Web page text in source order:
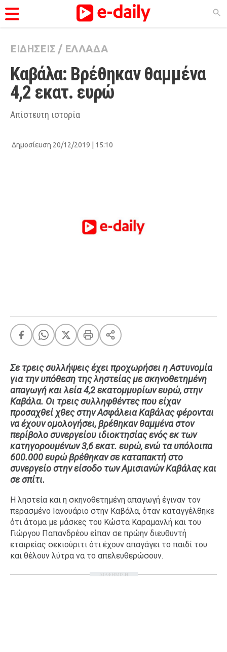
ΚΑΤΗΓΟΡΊΕΣ
Ειδήσεις
Θέματα
Videos
Viral
OMG LOL
Xmas
LIFE
Food
Body+Mind
Ταξίδια
Style
Σπίτι
Σχέσεις
AGENDA
Agenda
Επιλογές
ΕΙΔΗΣΕΙΣ / ΕΛΛΑΔΑ
Καβάλα: Βρέθηκαν θαμμένα
4,2 εκατ. ευρώ
Απίστευτη ιστορία
Δημοσίευση 20/12/2019 | 15:10
Σε τρεις συλλήψεις έχει προχωρήσει η Αστυνομία
για την υπόθεση της ληστείας με σκηνοθετημένη
απαγωγή και λεία 4,2 εκατομμυρίων ευρώ, στην
Καβάλα. Οι τρεις συλληφθέντες που είχαν
προσαχθεί χθες στην Ασφάλεια Καβάλας φέρονται
να έχουν ομολογήσει, βρέθηκαν θαμμένα στον
περίβολο συνεργείου ιδιοκτησίας ενός εκ των
κατηγορουμένων 3,6 εκατ. ευρώ, ενώ τα υπόλοιπα
600.000 ευρώ βρέθηκαν σε καταπακτή στο
συνεργείο στην είσοδο των Αμισιανών Καβάλας και
σε σπίτι.
Η ληστεία και η σκηνοθετημένη απαγωγή έγιναν τον
περασμένο Ιανουάριο στην Καβάλα, όταν καταγγέλθηκε
ότι άτομα με μάσκες του Κώστα Καραμανλή και του
Γιώργου Παπανδρέου είπαν σε πρώην διευθυντή
εταιρείας σεκιούριτι ότι έχουν απαγάγει το παιδί του
και θέλουν λύτρα να το απελευθερώσουν.
ΔΙΑΦΗΜΙΣΗ